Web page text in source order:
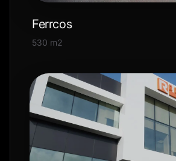
Ferrcos
530 m2